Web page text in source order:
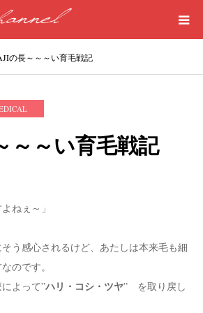
の長～～～い育毛戦記
～～い育毛戦記
ねぇ～」
う感心されるけど、あたしは本来毛も細
のです。
よって”ハリ・コシ・ツヤ” を取り戻し